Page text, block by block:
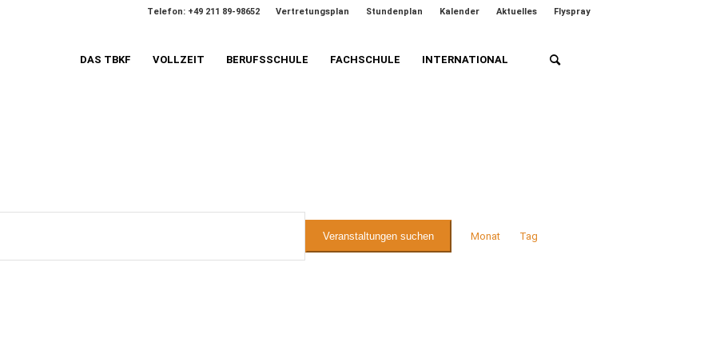
Vertretungsplan Stundenplan Kalender Aktuelles Flyspray
Telefon: +49 211 89-98652
DAS TBKF VOLLZEIT BERUFSSCHULE FACHSCHULE INTERNATIONAL
Veranstaltungen suchen
Ansichten-
Monat Tag